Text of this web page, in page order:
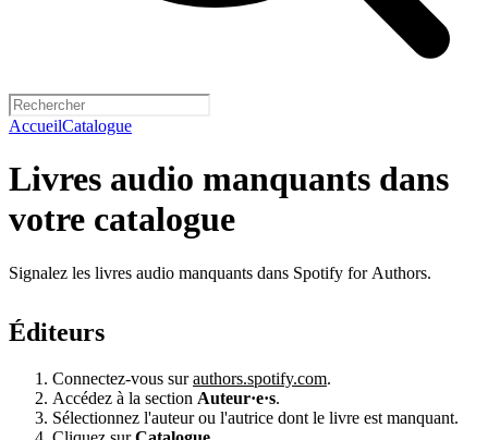
AccueilCatalogue
Livres audio manquants dans
votre catalogue
Signalez les livres audio manquants dans Spotify for Authors.
Éditeurs
Connectez-vous surauthors.spotify.com.
Accédez à la section Auteur·e·s.
Sélectionnez l'auteur ou l'autrice dont le livre est manquant.